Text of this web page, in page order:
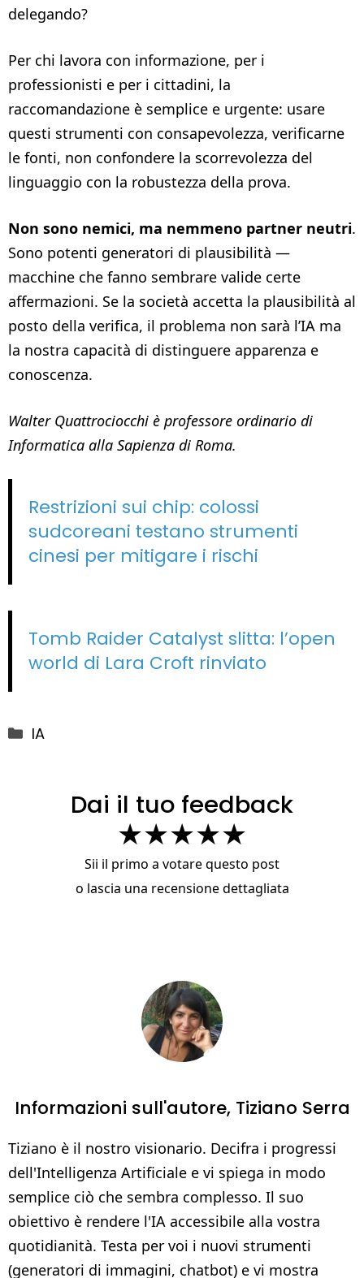
delegando?
Per chi lavora con informazione, per i
professionisti e per i cittadini, la
raccomandazione è semplice e urgente: usare
questi strumenti con consapevolezza, verificarne
le fonti, non confondere la scorrevolezza del
linguaggio con la robustezza della prova.
Non sono nemici, ma nemmeno partner neutri.
Sono potenti generatori di plausibilità —
macchine che fanno sembrare valide certe
affermazioni. Se la società accetta la plausibilità al
posto della verifica, il problema non sarà l’IA ma
la nostra capacità di distinguere apparenza e
conoscenza.
Walter Quattrociocchi è professore ordinario di
Informatica alla Sapienza di Roma.
Restrizioni sui chip: colossi
sudcoreani testano strumenti
cinesi per mitigare i rischi
Tomb Raider Catalyst slitta: l’open
world di Lara Croft rinviato
Categorie
IA
Dai il tuo feedback
★★★★★
Sii il primo a votare questo post
o lascia una recensione dettagliata
Informazioni sull'autore, Tiziano Serra
Tiziano è il nostro visionario. Decifra i progressi
dell'Intelligenza Artificiale e vi spiega in modo
semplice ciò che sembra complesso. Il suo
obiettivo è rendere l'IA accessibile alla vostra
quotidianità. Testa per voi i nuovi strumenti
(generatori di immagini, chatbot) e vi mostra